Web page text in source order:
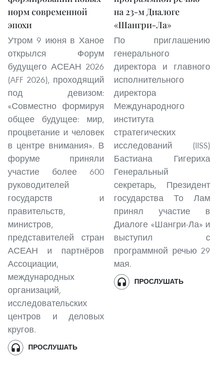
норм современной
эпохи
Утром 9 июня в Ханое
открылся Форум
будущего АСЕАН 2026
(AFF 2026), проходящий
под девизом:
«Совместно формируя
общее будущее: мир,
процветание и человек
в центре внимания». В
форуме приняли
участие более 600
руководителей
государств и
правительств,
министров,
представителей стран
АСЕАН и партнёров
Ассоциации,
международных
организаций,
исследовательских
центров и деловых
кругов.
ПРОСЛУШАТЬ
на 23-м Диалоге
«Шангри-Ла»
По приглашению
генерального
директора и главного
исполнительного
директора
Международного
института
стратегических
исследований (IISS)
Бастиана Гигериха
Генеральный
секретарь, Президент
государства То Лам
принял участие в
Диалоге «Шангри-Ла» и
выступил с
программной речью 29
мая.
ПРОСЛУШАТЬ